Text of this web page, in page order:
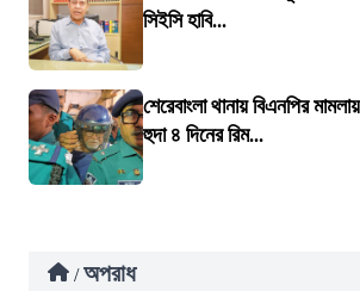
সিইসি হাবি...
শেরেবাংলা থানায় বিএনপির
হুদা ৪ দিনের রিম...
/ অপরাধ